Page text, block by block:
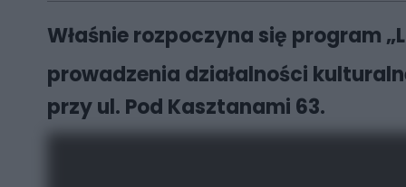
Właśnie rozpoczyna się program
prowadzenia działalności
przy ul. Pod Kasztanami 63.